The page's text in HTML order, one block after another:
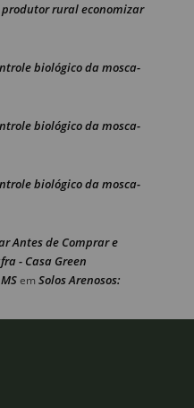
rural economizar
biológico da mosca-
biológico da mosca-
biológico da mosca-
Antes de Comprar e
- Casa Green
em Solos Arenosos: